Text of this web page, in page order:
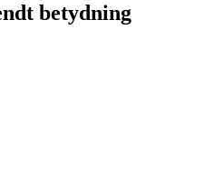
betydning